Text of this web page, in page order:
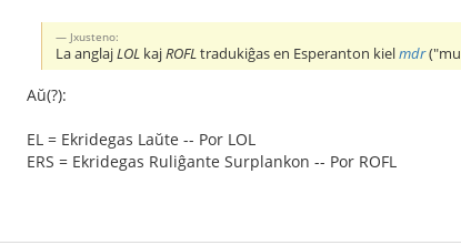
Jxusteno:
La anglajLOL kajROFLtradukiĝas en Esperanton kielmdr
Aŭ(?):
EL = Ekridegas Laŭte -- Por LOL
ERS = Ekridegas Ruliĝante Surplankon -- Por ROFL